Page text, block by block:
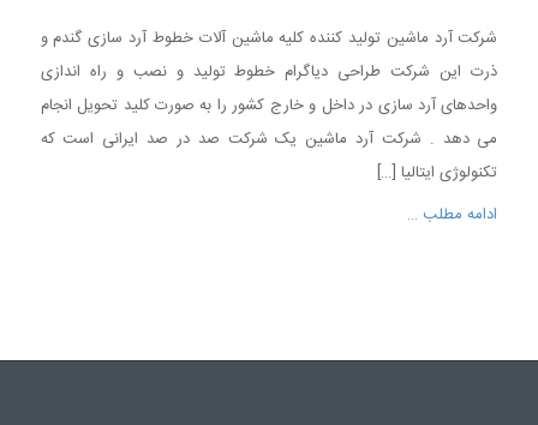
شرکت آرد ماشین تولید کننده کلیه ماشین آلات خطوط آرد سازی گندم و
ذرت این شرکت طراحی دیاگرام خطوط تولید و نصب و راه اندازی
واحدهای آرد سازی در داخل و خارج کشور را به صورت کلید تحویل انجام
می دهد . شرکت آرد ماشین یک شرکت صد در صد ایرانی است که
تکنولوژی ایتالیا […]
ادامه مطلب …